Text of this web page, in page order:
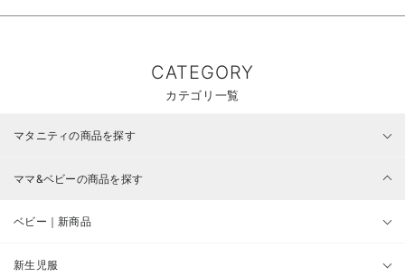
CATEGORY
カテゴリ一覧
マタニティの商品を探す
ママ&ベビーの商品を探す
ベビー｜新商品
新生児服